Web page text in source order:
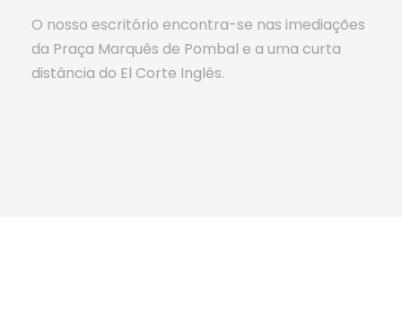
O nosso escritório encontra-se nas imediações
da Praça Marquês de Pombal e a uma curta
distância do El Corte Inglés.